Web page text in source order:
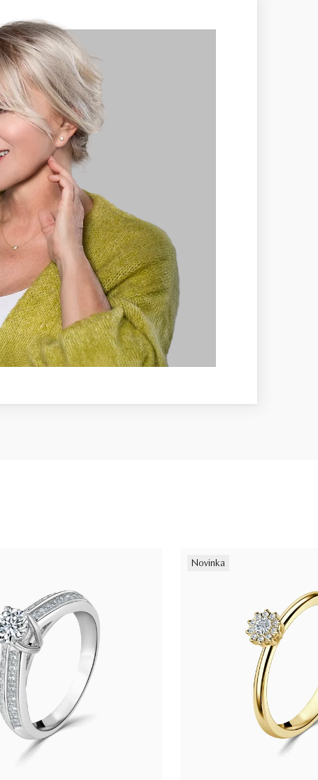
Novinka